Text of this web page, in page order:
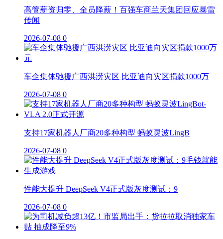
高管薪资归零、全员降薪！百强车商兰天集团回应暴雷
传闻
2026-07-08 0
车企集体驰援广西洪涝灾区 比亚迪向灾区捐款1000万
2026-07-08 0
支持17家机器人厂商20多种构型 蚂蚁灵波LingB
2026-07-08 0
性能大提升 DeepSeek V4正式版灰度测试：9
2026-07-08 0